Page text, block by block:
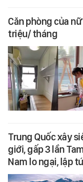
Căn phòng của
triệu/ tháng
Trung Quốc xây
giới, gấp 3 lần
Nam lo ngại, lập